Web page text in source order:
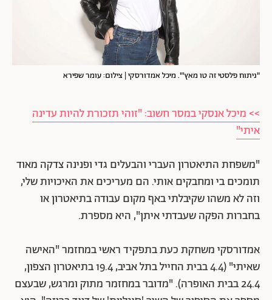
"ניתוח פלסטי זה טו מאץ'". מיכל אמדורסקי | צילום: עומר שפירא
>> מיכל אנסקי במסר חשוב: "זוהי תזכורת להיות עדינה
איתי"
"משפחת התיאטרון העברי והבעלים גדי ופנינה צדקה מאוד
תומכים בי ומחבקים אותי. הם מעריכים את האיכויות שלי,
וזה לא משהו שקיבלתי באף מקום עבודה בתיאטרון או
בחברות הפקה שעבדתי איתן", היא מספרת.
אמדורסקי משחקת כעת בתפקיד ראשי במחזמר "האישה
שאיתי" (4.4 בבית החייל בתל אביב, 19.4 בתיאטרון הצפון,
24.4 בבית האופרה). "מדובר במחזמר מתוק ומרגש, שבעצם